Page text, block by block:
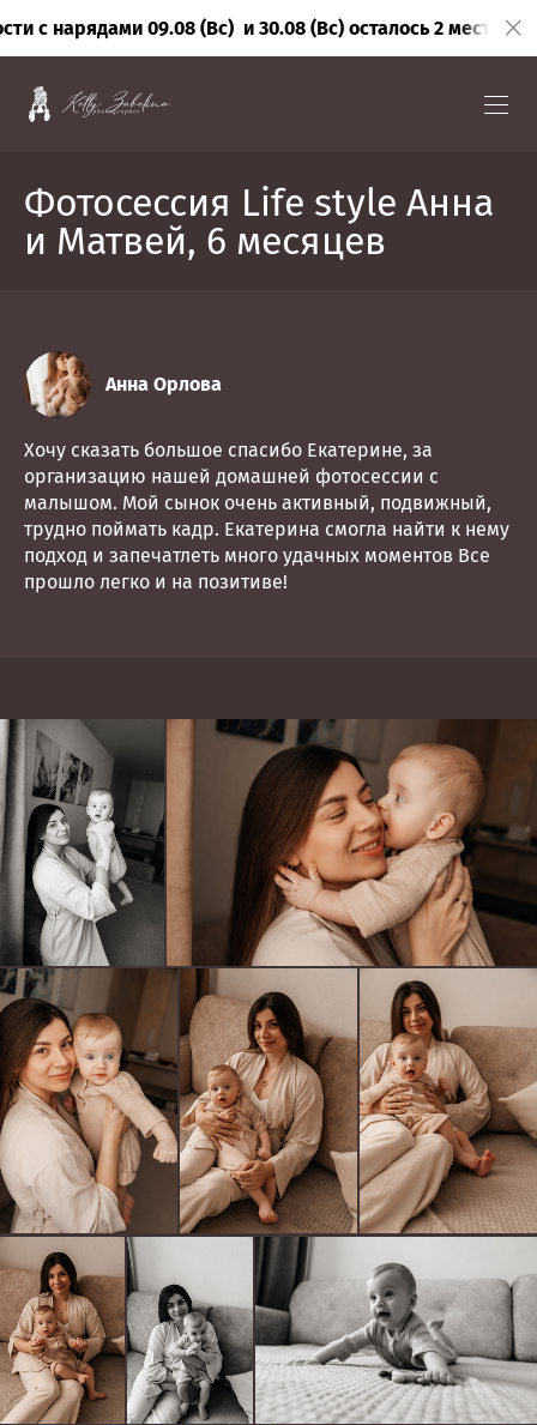
09.08 (Вс) и 30.08 (Вс) осталось 2 места!Открыта
Фотосессия Life style Анна
и Матвей, 6 месяцев
Анна Орлова
Хочу сказать большое спасибо Екатерине, за
организацию нашей домашней фотосессии с
малышом. Мой сынок очень активный, подвижный,
трудно поймать кадр. Екатерина смогла найти к нему
подход и запечатлеть много удачных моментов Все
прошло легко и на позитиве!